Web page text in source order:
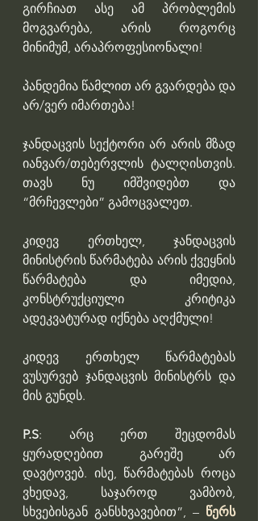
გირჩიათ ასე ამ პრობლემის
მოგვარება, არის როგორც
მინიმუმ, არაპროფესიონალი!
პანდემია წამლით არ გვარდება და
არ/ვერ იმართება!
ჯანდაცვის სექტორი არ არის მზად
იანვარ/თებერვლის ტალღისთვის.
თავს ნუ იმშვიდებთ და
“მრჩევლები” გამოცვალეთ.
კიდევ ერთხელ, ჯანდაცვის
მინისტრის წარმატება არის ქვეყნის
წარმატება და იმედია,
კონსტრუქციული კრიტიკა
ადეკვატურად იქნება აღქმული!
კიდევ ერთხელ წარმატებას
ვუსურვებ ჯანდაცვის მინისტრს და
მის გუნდს.
P.S: არც ერთ შეცდომას
ყურადღებით გარეშე არ
დავტოვებ. ისე, წარმატებას როცა
ვხედავ, საჯაროდ ვამბობ,
სხვებისგან განსხვავებით”, – წერს